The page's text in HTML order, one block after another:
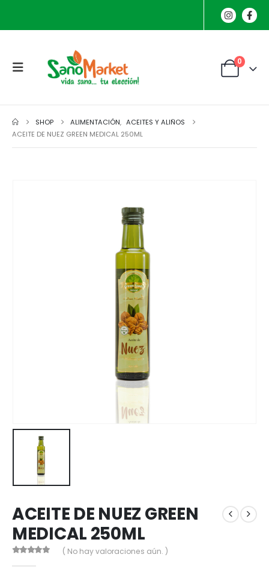
0
SHOP ALIMENTACIÓN, ACEITES Y ALIÑOS
ACEITE DE NUEZ GREEN MEDICAL 250ML
ACEITE DE NUEZ GREEN
MEDICAL 250ML
( No hay valoraciones aún. )